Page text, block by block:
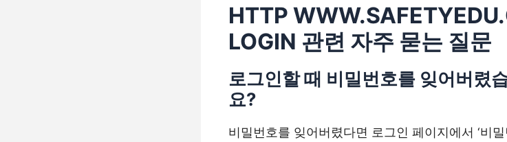
HTTP
LOGIN 관련 자주 묻는 질문
로그인할 때 비밀번호를 잊어버렸
요?
비밀번호를 잊어버렸다면 로그인 페이지에서 ‘비